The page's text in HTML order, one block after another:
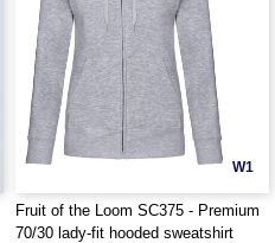
W1
Fruit of the Loom SC375 - Premium
70/30 lady-fit hooded sweatshirt